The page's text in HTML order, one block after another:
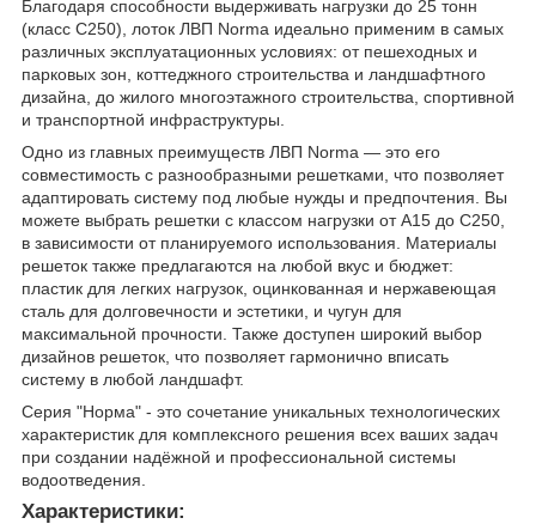
Благодаря способности выдерживать нагрузки до 25 тонн
(класс C250), лоток ЛВП Norma идеально применим в самых
различных эксплуатационных условиях: от пешеходных и
парковых зон, коттеджного строительства и ландшафтного
дизайна, до жилого многоэтажного строительства, спортивной
и транспортной инфраструктуры.
Одно из главных преимуществ ЛВП Norma — это его
совместимость с разнообразными решетками, что позволяет
адаптировать систему под любые нужды и предпочтения. Вы
можете выбрать решетки с классом нагрузки от A15 до C250,
в зависимости от планируемого использования. Материалы
решеток также предлагаются на любой вкус и бюджет:
пластик для легких нагрузок, оцинкованная и нержавеющая
сталь для долговечности и эстетики, и чугун для
максимальной прочности. Также доступен широкий выбор
дизайнов решеток, что позволяет гармонично вписать
систему в любой ландшафт.
Серия "Норма" - это сочетание уникальных технологических
характеристик для комплексного решения всех ваших задач
при создании надёжной и профессиональной системы
водоотведения.
Характеристики: